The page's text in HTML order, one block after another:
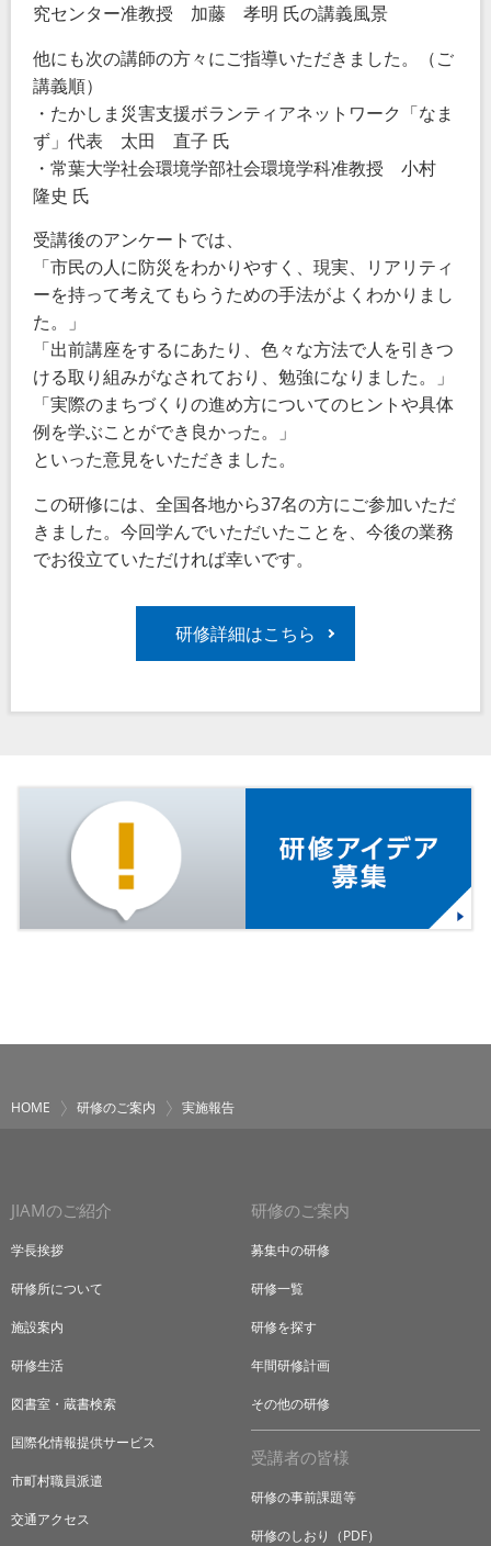
究センター准教授 加藤 孝明 氏の講義風景
他にも次の講師の方々にご指導いただきました。（ご
講義順）
・たかしま災害支援ボランティアネットワーク「なま
ず」代表 太田 直子 氏
・常葉大学社会環境学部社会環境学科准教授 小村
隆史 氏
受講後のアンケートでは、
「市民の人に防災をわかりやすく、現実、リアリティ
ーを持って考えてもらうための手法がよくわかりまし
た。」
「出前講座をするにあたり、色々な方法で人を引きつ
ける取り組みがなされており、勉強になりました。」
「実際のまちづくりの進め方についてのヒントや具体
例を学ぶことができ良かった。」
といった意見をいただきました。
この研修には、全国各地から37名の方にご参加いただ
きました。今回学んでいただいたことを、今後の業務
でお役立ていただければ幸いです。
研修詳細はこちら
HOME 研修のご案内 実施報告
JIAMのご紹介
学長挨拶
研修所について
施設案内
研修生活
図書室・蔵書検索
国際化情報提供サービス
市町村職員派遣
交通アクセス
研修のご案内
募集中の研修
研修一覧
研修を探す
年間研修計画
その他の研修
受講者の皆様
研修の事前課題等
研修のしおり（PDF）